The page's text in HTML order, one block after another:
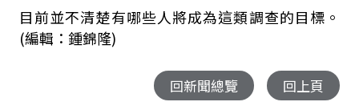
目前並不清楚有哪些人將成為這類調查的目標。
(編輯：鍾錦隆)
回新聞總覽 回上頁